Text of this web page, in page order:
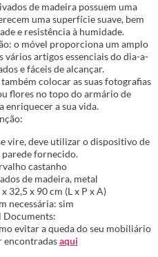
de madeira possuem uma
uma superfície suave, bem
e resistência à humidade.
o móvel proporciona um amplo
vários artigos essenciais do dia-a-
e fáceis de alcançar.
colocar as suas fotografias
flores no topo do armário de
enriquecer a sua vida.
vire, deve utilizar o dispositivo de
parede fornecido.
castanho
de madeira, metal
32,5 x 90 cm (L x P x A)
necessária: sim
Documents:
evitar a queda do seu mobiliário
encontradasaqui